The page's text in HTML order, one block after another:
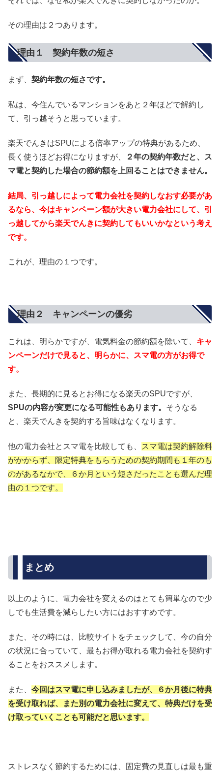
その理由は２つあります。
理由１ 契約年数の短さ
まず、 契約年数の短さです。
私は、今住んでいるマンションをあと２年ほどで解約し
て、引っ越そうと思っています。
楽天でんきはSPUによる倍率アップの特典があるため、
長く使うほどお得になりますが、
２年の契約年数だと、ス
マ電と契約した場合の節約額を上回ることはできません。
結局、引っ越しによって電力会社を契約しなおす必要があ
るなら、今はキャンペーン額が大きい電力会社にして、引
っ越してから楽天でんきに契約してもいいかなという考え
です。
これが、理由の１つです。
理由２ キャンペーンの優劣
これは、明らかですが、電気料金の節約額を除いて、 キャ
ンペーンだけで見ると、明らかに、スマ電の方がお得で
す。
また、長期的に見るとお得になる楽天のSPUですが、
SPUの内容が変更になる可能性もあります。 そうなる
と、楽天でんきを契約する旨味はなくなります。
他の電力会社とスマ電を比較しても、
スマ電は契約解除料
がかからず、限定特典をもらうための契約期間も１年のも
のがあるなかで、６か月という短さだったことも選んだ理
由の１つです。
まとめ
以上のように、電力会社を変えるのはとても簡単なので少
しでも生活費を減らしたい方にはおすすめです。
また、その時には、比較サイトをチェックして、今の自分
の状況に合っていて、最もお得が取れる電力会社を契約す
ることをおススメします。
また、 今回はスマ電に申し込みましたが、６か月後に特典
を受け取れば、また別の電力会社に変えて、特典だけを受
け取っていくことも可能だと思います。
ストレスなく節約するためには、固定費の見直しは最も重